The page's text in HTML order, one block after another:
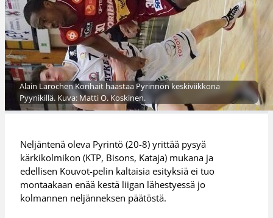
Alain Larochen Korihait haastaa Pyrinnön keskiviikkona
Pyynikillä. Kuva: Matti O. Koskinen.
Neljäntenä oleva Pyrintö (20-8) yrittää pysyä
kärkikolmikon (KTP, Bisons, Kataja) mukana ja
edellisen Kouvot-pelin kaltaisia esityksiä ei tuo
montaakaan enää kestä liigan lähestyessä jo
kolmannen neljänneksen päätöstä.